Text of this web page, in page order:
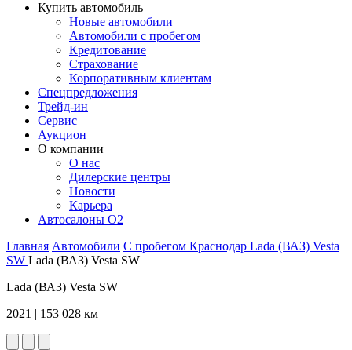
Купить автомобиль
Новые автомобили
Автомобили с пробегом
Кредитование
Страхование
Корпоративным клиентам
Спецпредложения
Трейд-ин
Сервис
Аукцион
О компании
О нас
Дилерские центры
Новости
Карьера
Автосалоны O2
Главная Автомобили С пробегом Краснодар Lada (ВАЗ) Vesta
SW Lada (ВАЗ) Vesta SW
Lada (ВАЗ) Vesta SW
2021 | 153 028 км